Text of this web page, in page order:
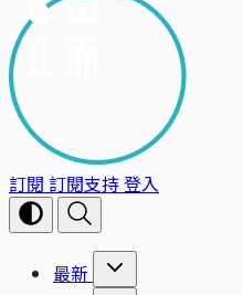
訂閱 訂閱支持登入
最新